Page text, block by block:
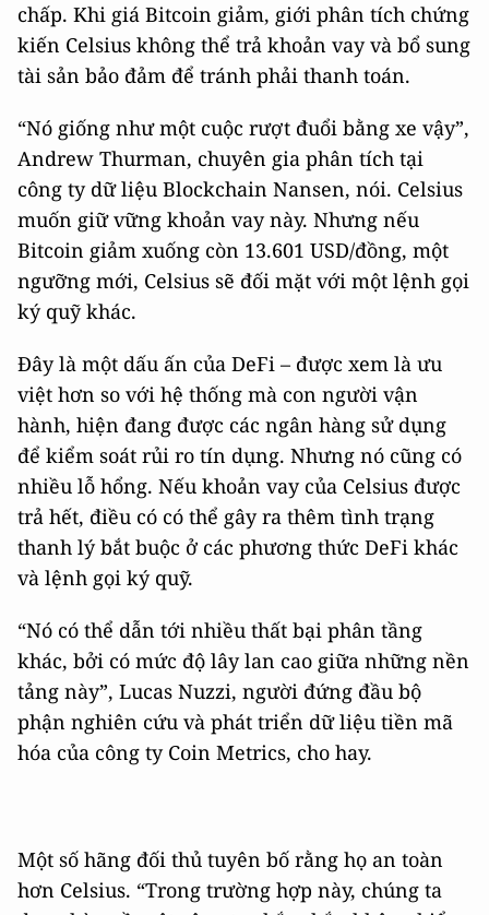
chấp. Khi giá Bitcoin giảm, giới phân tích chứng
kiến Celsius không thể trả khoản vay và bổ sung
tài sản bảo đảm để tránh phải thanh toán.
“Nó giống như một cuộc rượt đuổi bằng xe vậy”,
Andrew Thurman, chuyên gia phân tích tại
công ty dữ liệu Blockchain Nansen, nói. Celsius
muốn giữ vững khoản vay này. Nhưng nếu
Bitcoin giảm xuống còn 13.601 USD/đồng, một
ngưỡng mới, Celsius sẽ đối mặt với một lệnh gọi
ký quỹ khác.
Đây là một dấu ấn của DeFi – được xem là ưu
việt hơn so với hệ thống mà con người vận
hành, hiện đang được các ngân hàng sử dụng
để kiểm soát rủi ro tín dụng. Nhưng nó cũng có
nhiều lỗ hổng. Nếu khoản vay của Celsius được
trả hết, điều có có thể gây ra thêm tình trạng
thanh lý bắt buộc ở các phương thức DeFi khác
và lệnh gọi ký quỹ.
“Nó có thể dẫn tới nhiều thất bại phân tầng
khác, bởi có mức độ lây lan cao giữa những nền
tảng này”, Lucas Nuzzi, người đứng đầu bộ
phận nghiên cứu và phát triển dữ liệu tiền mã
hóa của công ty Coin Metrics, cho hay.
Một số hãng đối thủ tuyên bố rằng họ an toàn
hơn Celsius. “Trong trường hợp này, chúng ta